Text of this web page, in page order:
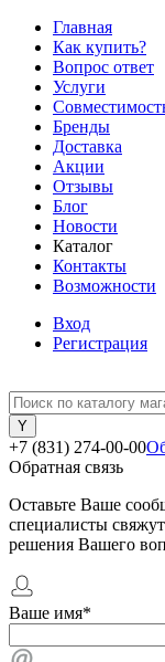
Главная
Как купить?
Вопрос ответ
Услуги
Бренды
Доставка
Акции
Отзывы
Блог
Новости
Каталог
Контакты
Возможности
Вход
Регистрация
+7 (831) 274-00-00
Обратная связь
Оставьте Ваше
специалисты
решения Вашего
Ваше имя*